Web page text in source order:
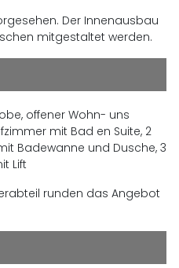
Der Innenausbau
mitgestaltet werden.
offener Wohn- uns
mit Bad en Suite, 2
Badewanne und Dusche, 3
Lift
runden das Angebot